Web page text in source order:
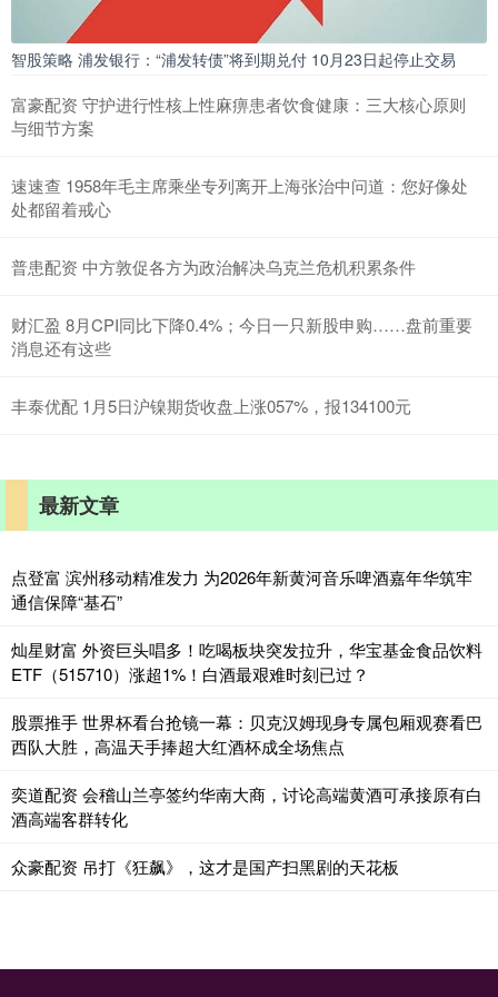
智股策略 浦发银行：“浦发转债”将到期兑付 10月23日起停止交易
富豪配资 守护进行性核上性麻痹患者饮食健康：三大核心原则
与细节方案
速速查 1958年毛主席乘坐专列离开上海张治中问道：您好像处
处都留着戒心
普患配资 中方敦促各方为政治解决乌克兰危机积累条件
财汇盈 8月CPI同比下降0.4%；今日一只新股申购……盘前重要
消息还有这些
丰泰优配 1月5日沪镍期货收盘上涨057%，报134100元
最新文章
点登富 滨州移动精准发力 为2026年新黄河音乐啤酒嘉年华筑牢
通信保障“基石”
灿星财富 外资巨头唱多！吃喝板块突发拉升，华宝基金食品饮料
ETF（515710）涨超1%！白酒最艰难时刻已过？
股票推手 世界杯看台抢镜一幕：贝克汉姆现身专属包厢观赛看巴
西队大胜，高温天手捧超大红酒杯成全场焦点
奕道配资 会稽山兰亭签约华南大商，讨论高端黄酒可承接原有白
酒高端客群转化
众豪配资 吊打《狂飙》，这才是国产扫黑剧的天花板